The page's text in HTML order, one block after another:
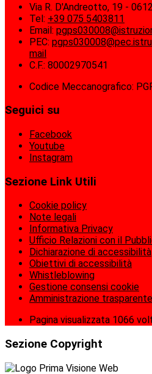
Via R. D'Andreotto, 19 -
Tel: +39 075 5403811
Email:
PEC:
mail
C.F.: 80002970541
Codice Meccanografico:
Seguici su
Facebook
Youtube
Instagram
Sezione Link Utili
Cookie policy
Note legali
Informativa Privacy
Ufficio Relazioni con il
Dichiarazione di accessibilità
Obiettivi di accessibilità
Whistleblowing
Gestione consensi cookie
Amministrazione trasparente
Pagina visualizzata 1066
Sezione Copyright